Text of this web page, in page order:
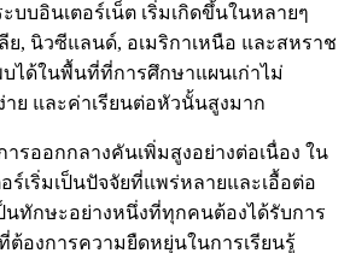
บอินเตอร์เน็ต เริ่มเกิดขึ้นในหลายๆ
ลีย, นิวซีแลนด์, อเมริกาเหนือ และสหราช
ได้ในพื้นที่ที่การศึกษาแผนเก่าไม่
าย และค่าเรียนต่อหัวนั้นสูงมาก
รออกกลางคันเพิ่มสูงอย่างต่อเนื่อง ใน
เริ่มเป็นปัจจัยที่แพร่หลายและเอื้อต่อ
นทักษะอย่างหนึ่งที่ทุกคนต้องได้รับการ
ต้องการความยืดหยุ่นในการเรียนรู้